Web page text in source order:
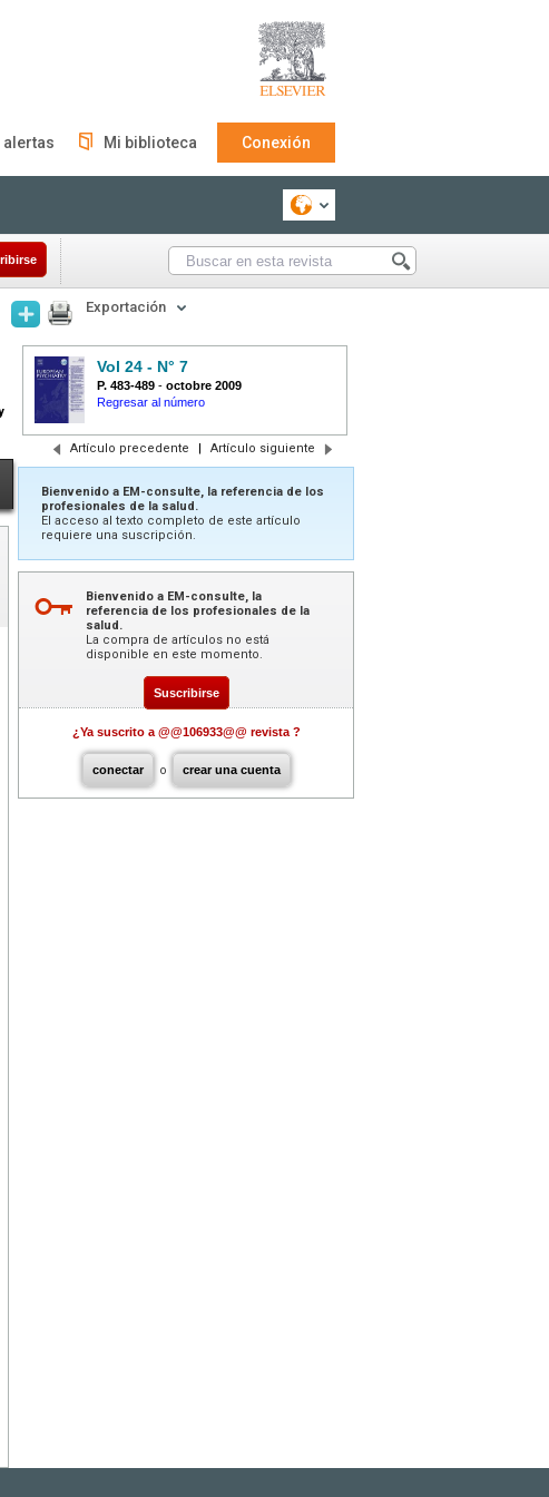
alertas Mi biblioteca Conexión
Exportación
Vol 24 - N° 7
P. 483-489 - octobre 2009
Regresar al número
Artículo precedente | Artículo siguiente
Bienvenido a EM-consulte, la referencia de los
profesionales de la salud.
El acceso al texto completo de este artículo
requiere una suscripción.
Bienvenido a EM-consulte, la
referencia de los profesionales de la
salud.
La compra de artículos no está
disponible en este momento.
Suscribirse
¿Ya suscrito a @@106933@@ revista ?
conectar o crear una cuenta